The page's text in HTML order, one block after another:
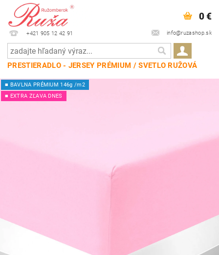
+421 905 12 42 91 info@ruzashop.sk
0 €
PRESTIERADLO - JERSEY PRÉMIUM / SVETLO RUŽOVÁ
■ BAVLNA PRÉMIUM 146g /m2
■ EXTRA ZĽAVA DNES